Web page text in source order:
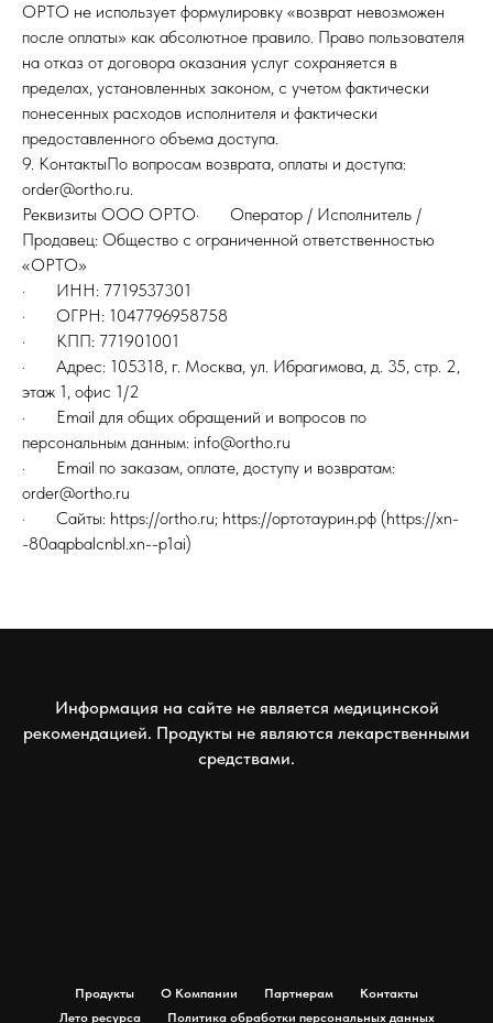
ОРТО не использует формулировку «возврат невозможен
после оплаты» как абсолютное правило. Право пользователя
на отказ от договора оказания услуг сохраняется в
пределах, установленных законом, с учетом фактически
понесенных расходов исполнителя и фактически
предоставленного объема доступа.
9. КонтактыПо вопросам возврата, оплаты и доступа:
order@ortho.ru.
Реквизиты ООО ОРТО· Оператор / Исполнитель /
Продавец: Общество с ограниченной ответственностью
«ОРТО»
· ИНН: 7719537301
· ОГРН: 1047796958758
· КПП: 771901001
· Адрес: 105318, г. Москва, ул. Ибрагимова, д. 35, стр. 2,
этаж 1, офис 1/2
· Email для общих обращений и вопросов по
персональным данным: info@ortho.ru
· Email по заказам, оплате, доступу и возвратам:
order@ortho.ru
· Сайты: https://ortho.ru; https://ортотаурин.рф (https://xn-
-80aqpbalcnbl.xn--p1ai)
Информация на сайте не является медицинской
рекомендацией. Продукты не являются лекарственными
средствами.
Продукты О Компании Партнерам
Контакты
Лето ресурса
Политика обработки персональных данных